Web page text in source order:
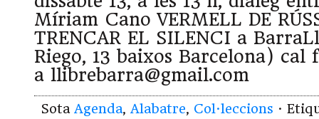
Míriam Cano VERMELL DE
TRENCAR EL SILENCI a
Riego, 13 baixos Barcelona) cal
a llibrebarra@gmail.com
Sota Agenda, Alabatre, Col·leccions ·